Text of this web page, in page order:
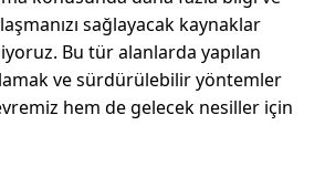
sağlayacak kaynaklar
Bu tür alanlarda yapılan
ve sürdürülebilir yöntemler
hem de gelecek nesiller için